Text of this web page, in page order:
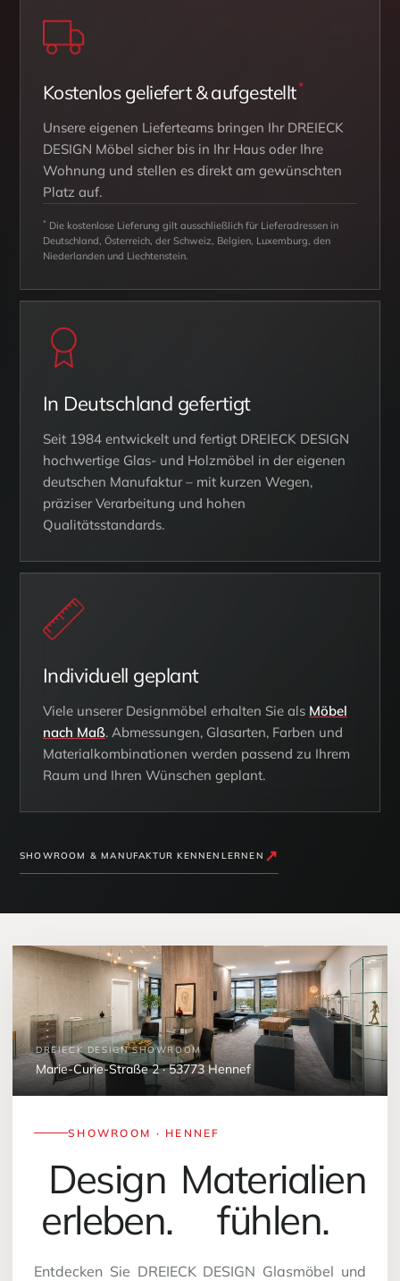
Kostenlos geliefert & aufgestellt*
Unsere eigenen Lieferteams bringen Ihr DREIECK
DESIGN Möbel sicher bis in Ihr Haus oder Ihre
Wohnung und stellen es direkt am gewünschten
Platz auf.
* Die kostenlose Lieferung gilt ausschließlich für Lieferadressen in
Deutschland, Österreich, der Schweiz, Belgien, Luxemburg, den
Niederlanden und Liechtenstein.
In Deutschland gefertigt
Seit 1984 entwickelt und fertigt DREIECK DESIGN
hochwertige Glas- und Holzmöbel in der eigenen
deutschen Manufaktur – mit kurzen Wegen,
präziser Verarbeitung und hohen
Qualitätsstandards.
Individuell geplant
Viele unserer Designmöbel erhalten Sie als Möbel
nach Maß. Abmessungen, Glasarten, Farben und
Materialkombinationen werden passend zu Ihrem
Raum und Ihren Wünschen geplant.
SHOWROOM & MANUFAKTUR KENNENLERNEN ↗
SHOWROOM · HENNEF
Design
erleben.
Materialien
fühlen.
Entdecken Sie DREIECK DESIGN Glasmöbel und
DREIECK DESIGN SHOWROOM
Marie-Curie-Straße 2 · 53773 Hennef